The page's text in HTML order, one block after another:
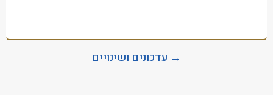
→ עדכונים ושינויים